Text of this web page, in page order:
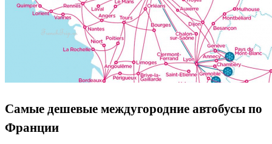
Самые дешевые междугородние автобусы по
Франции